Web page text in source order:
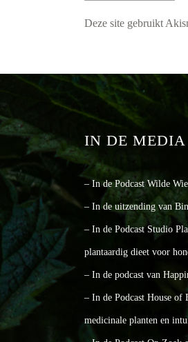
Deze site gebruikt
IN DE MEDIA
– In de Podcast Wilde
– In de uitzending van
– In de Podcast Studio
plantaardig dieet voor
– In de podcast van
– In de Podcast House of
medicinale planten en